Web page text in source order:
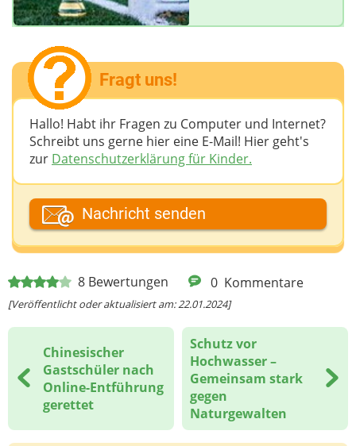
8 Bewertungen 0 Kommentare
[Veröffentlicht oder aktualisiert am: 22.01.2024]
Chinesischer
Gastschüler nach
Online-Entführung
gerettet
Schutz vor
Hochwasser –
Gemeinsam stark
gegen
Naturgewalten
Fragt uns!
Hallo! Habt ihr Fragen zu Computer und Internet?
Schreibt uns gerne hier eine E-Mail! Hier geht's
zur Datenschutzerklärung für Kinder.
Dein Fantasiename
Deine E-Mail-Adresse (wenn du eine Antwort
möchtest)
Deine Nachricht
Nachricht senden